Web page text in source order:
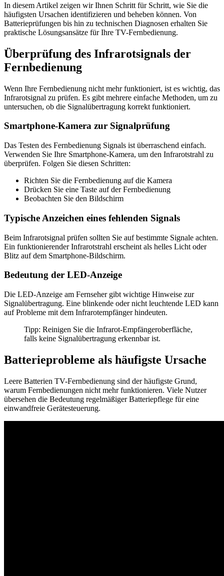
In diesem Artikel zeigen wir Ihnen Schritt für Schritt, wie Sie die
häufigsten Ursachen identifizieren und beheben können. Von
Batterieprüfungen bis hin zu technischen Diagnosen erhalten Sie
praktische Lösungsansätze für Ihre TV-Fernbedienung.
Überprüfung des Infrarotsignals der
Fernbedienung
Wenn Ihre Fernbedienung nicht mehr funktioniert, ist es wichtig, das
Infrarotsignal zu prüfen. Es gibt mehrere einfache Methoden, um zu
untersuchen, ob die Signalübertragung korrekt funktioniert.
Smartphone-Kamera zur Signalprüfung
Das Testen des Fernbedienung Signals ist überraschend einfach.
Verwenden Sie Ihre Smartphone-Kamera, um den Infrarotstrahl zu
überprüfen. Folgen Sie diesen Schritten:
Richten Sie die Fernbedienung auf die Kamera
Drücken Sie eine Taste auf der Fernbedienung
Beobachten Sie den Bildschirm
Typische Anzeichen eines fehlenden Signals
Beim Infrarotsignal prüfen sollten Sie auf bestimmte Signale achten.
Ein funktionierender Infrarotstrahl erscheint als helles Licht oder
Blitz auf dem Smartphone-Bildschirm.
Bedeutung der LED-Anzeige
Die LED-Anzeige am Fernseher gibt wichtige Hinweise zur
Signalübertragung. Eine blinkende oder nicht leuchtende LED kann
auf Probleme mit dem Infrarotempfänger hindeuten.
Tipp: Reinigen Sie die Infrarot-Empfängeroberfläche,
falls keine Signalübertragung erkennbar ist.
Batterieprobleme als häufigste Ursache
Leere Batterien TV-Fernbedienung sind der häufigste Grund,
warum Fernbedienungen nicht mehr funktionieren. Viele Nutzer
übersehen die Bedeutung regelmäßiger Batteriepflege für eine
einwandfreie Gerätesteuerung.